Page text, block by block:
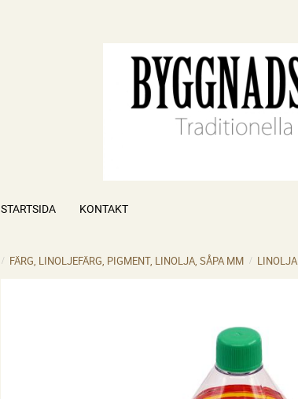
STARTSIDA KONTAKT
FÄRG, LINOLJEFÄRG, PIGMENT, LINOLJA, SÅPA MM LINOLJA